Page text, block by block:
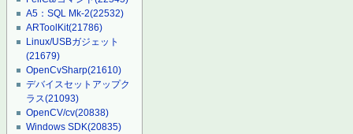
A5：SQL Mk-2(22532)
ARToolKit(21786)
Linux/USBガジェット
(21679)
OpenCvSharp(21610)
デバイスセットアップク
ラス(21093)
OpenCV/cv(20838)
Windows SDK(20835)